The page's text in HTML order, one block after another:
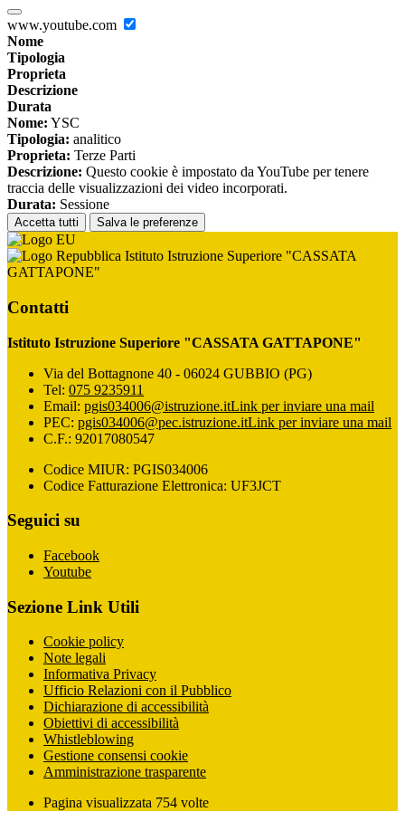
www.youtube.com
Nome
Tipologia
Proprieta
Descrizione
Durata
Nome: YSC
Tipologia: analitico
Proprieta: Terze Parti
Descrizione: Questo cookie è impostato da YouTube per tenere
traccia delle visualizzazioni dei video incorporati.
Durata: Sessione
Accetta tutti Salva le preferenze
Istituto Istruzione Superiore "CASSATA
GATTAPONE"
Contatti
Istituto Istruzione Superiore "CASSATA GATTAPONE"
Via del Bottagnone 40 - 06024 GUBBIO (PG)
Tel: 075 9235911
Email: pgis034006@istruzione.itLink per inviare una mail
PEC: pgis034006@pec.istruzione.itLink per inviare una mail
C.F.: 92017080547
Codice MIUR: PGIS034006
Codice Fatturazione Elettronica: UF3JCT
Seguici su
Facebook
Youtube
Sezione Link Utili
Cookie policy
Note legali
Informativa Privacy
Ufficio Relazioni con il Pubblico
Dichiarazione di accessibilità
Obiettivi di accessibilità
Whistleblowing
Gestione consensi cookie
Amministrazione trasparente
Pagina visualizzata 754 volte